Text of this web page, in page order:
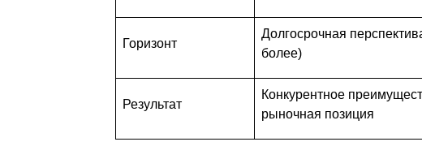
Горизонт
Долгосрочная
более)
Результат
Конкурентное
рыночная позиция